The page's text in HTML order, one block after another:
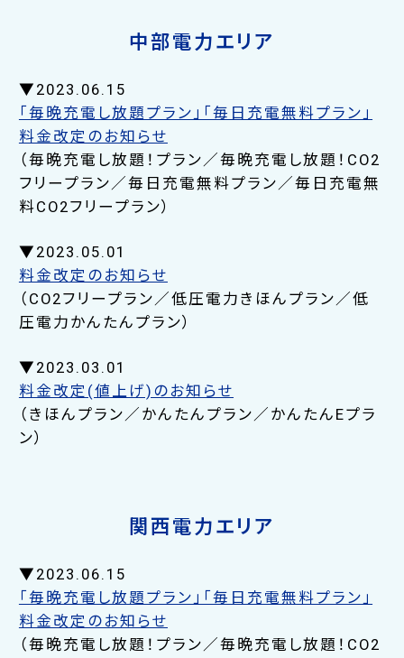
中部電力エリア
▼2023.06.15
「毎晩充電し放題プラン」「毎日充電無料プラン」
料金改定のお知らせ
（毎晩充電し放題！プラン／毎晩充電し放題！CO2
フリープラン／毎日充電無料プラン／毎日充電無
料CO2フリープラン）
▼2023.05.01
料金改定のお知らせ
（CO2フリープラン／低圧電力きほんプラン／低
圧電力かんたんプラン）
▼2023.03.01
料金改定(値上げ)のお知らせ
（きほんプラン／かんたんプラン／かんたんEプラ
ン）
関西電力エリア
▼2023.06.15
「毎晩充電し放題プラン」「毎日充電無料プラン」
料金改定のお知らせ
（毎晩充電し放題！プラン／毎晩充電し放題！CO2